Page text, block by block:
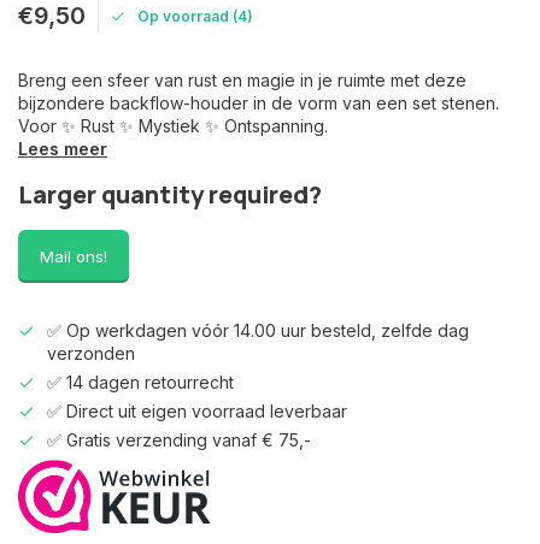
€9,50 Op voorraad (4)
Breng een sfeer van rust en magie in je ruimte met deze
bijzondere backflow-houder in de vorm van een set stenen.
Voor ✨ Rust ✨ Mystiek ✨ Ontspanning.
Lees meer
Larger quantity required?
Mail ons!
✅ Op werkdagen vóór 14.00 uur besteld, zelfde dag
verzonden
✅ 14 dagen retourrecht
✅ Direct uit eigen voorraad leverbaar
✅ Gratis verzending vanaf € 75,-